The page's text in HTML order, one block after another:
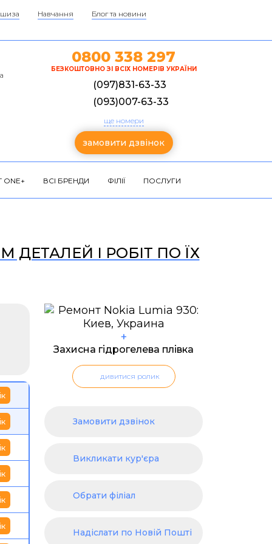
Навчання Блог та новини
0800 338 297
БЕЗКОШТОВНО ЗІ ВСІХ НОМЕРІВ УКРАЇНИ
(097)831-63-33
(093)007-63-33
ще номери
замовити дзвінок
ВСІ БРЕНДИ ФІЛІЇ ПОСЛУГИ
ДЕТАЛЕЙ І РОБІТ ПО ЇХ
+
Захисна гідрогелева плівка
дивитися ролик
Замовити дзвінок
Викликати кур'єра
Обрати філіал
Надіслати по Новій Пошті